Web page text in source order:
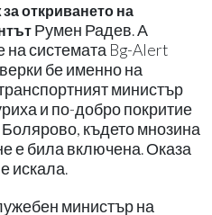
откриването на
Румен Радев. А
системата Bg-Alert
бе именно на
министър
и по-добро покритие
където мнозина
е била включена. Оказа
искала.
министър на